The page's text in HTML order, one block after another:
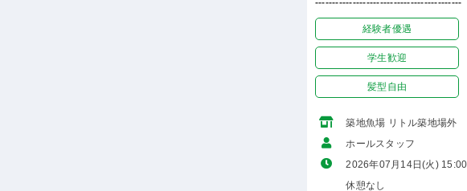
-------------------------------------------
経験者優遇
学生歓迎
髪型自由
築地魚場 リトル築地場外
ホールスタッフ
2026年07月14日(火)
休憩なし